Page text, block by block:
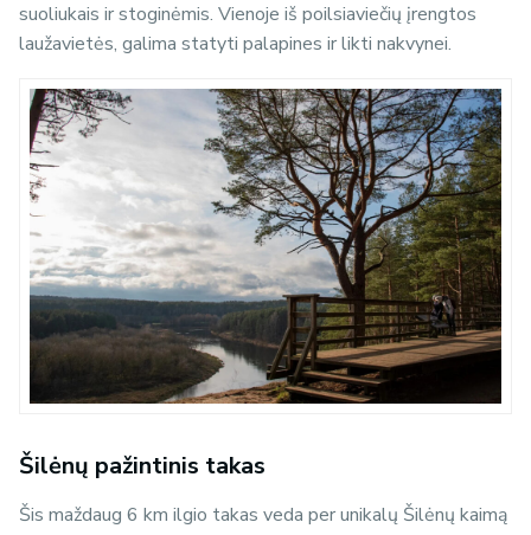
suoliukais ir stoginėmis. Vienoje iš poilsiaviečių įrengtos
laužavietės, galima statyti palapines ir likti nakvynei.
Šilėnų pažintinis takas
Šis maždaug 6 km ilgio takas veda per unikalų Šilėnų kaimą